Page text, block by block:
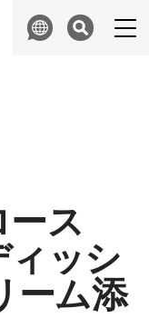
Search
ス
ィッシ
ーム添